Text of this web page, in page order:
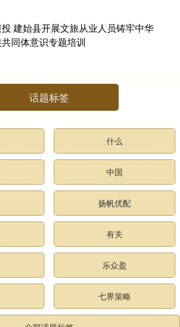
建始县开展文旅从业人员铸牢中华
同体意识专题培训
话题标签
什么
中国
扬帆优配
有关
乐众盈
七界策略